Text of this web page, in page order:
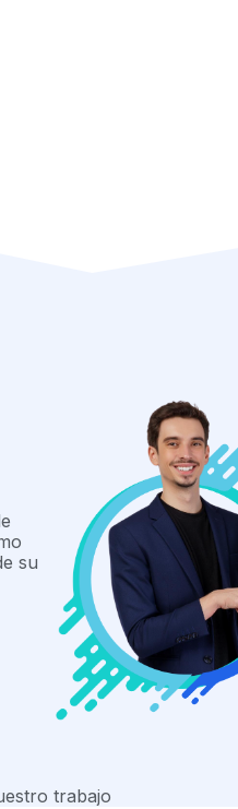
su
trabajo